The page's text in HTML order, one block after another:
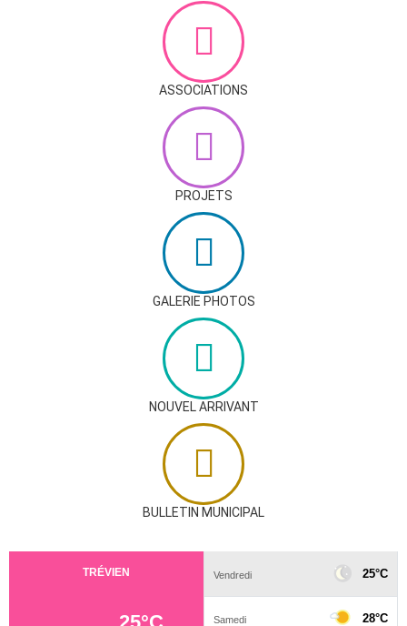
ASSOCIATIONS
PROJETS
GALERIE PHOTOS
NOUVEL ARRIVANT
BULLETIN MUNICIPAL